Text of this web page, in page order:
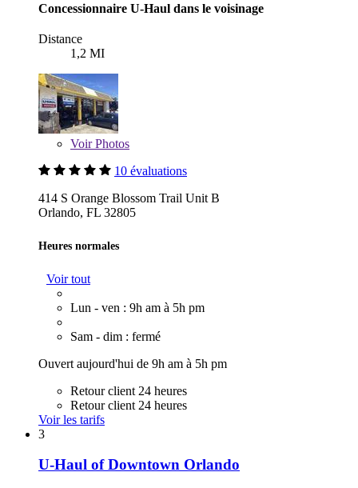
Concessionnaire U-Haul dans le voisinage
Distance
1,2 MI
VoirPhotos
10 évaluations
414 S Orange Blossom Trail Unit B
Orlando, FL 32805
Heures normales
Voir tout
Lun - ven : 9h am à 5h pm
Sam - dim : fermé
Ouvert aujourd'hui de 9h am à 5h pm
Retour client 24 heures
Retour client 24 heures
Voir les tarifs
3
U-Haul of Downtown Orlando